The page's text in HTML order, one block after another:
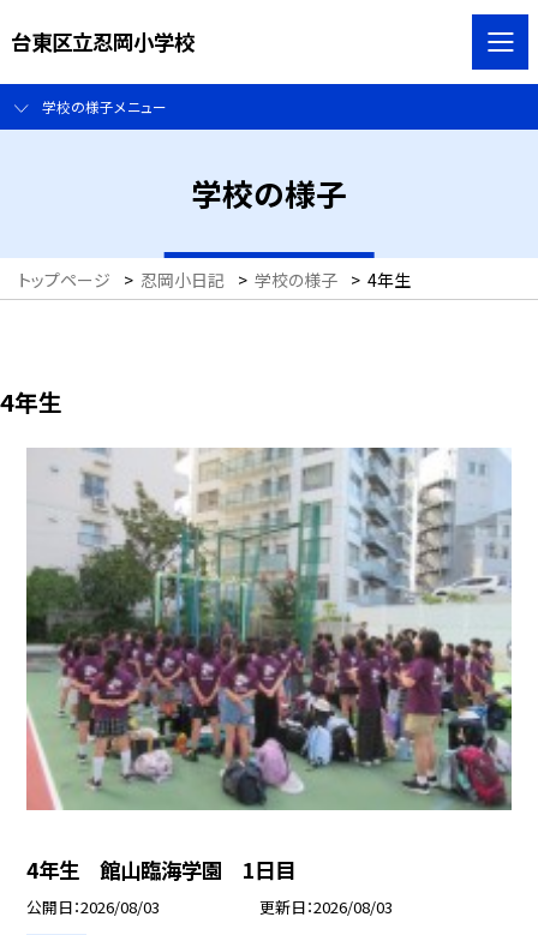
台東区立忍岡小学校
学校の様子メニュー
学校の様子
トップページ > 忍岡小日記 > 学校の様子 > 4年生
4年生
4年生 館山臨海学園 1日目
公開日 2026/08/03 更新日 2026/08/03